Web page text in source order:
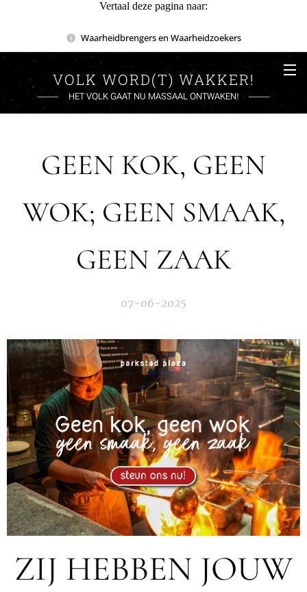
Vertaal deze pagina naar:
Waarheidbrengers en Waarheidzoekers
VOLK WORD(T) WAKKER!
HET VOLK GAAT NU MASSAAL ONTWAKEN!
GEEN KOK, GEEN
WOK; GEEN SMAAK,
GEEN ZAAK
07-06-2025
ZIJ HEBBEN JOUW